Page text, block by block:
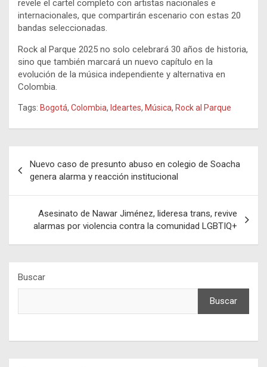
revele el cartel completo con artistas nacionales e
internacionales, que compartirán escenario con estas 20
bandas seleccionadas.
Rock al Parque 2025 no solo celebrará 30 años de historia,
sino que también marcará un nuevo capítulo en la
evolución de la música independiente y alternativa en
Colombia.
Tags: Bogotá, Colombia, Ideartes, Música, Rock al Parque
de
entradas
Nuevo caso de presunto abuso en colegio de Soacha
genera alarma y reacción institucional
Asesinato de Nawar Jiménez, lideresa trans, revive
alarmas por violencia contra la comunidad LGBTIQ+
Buscar
Buscar